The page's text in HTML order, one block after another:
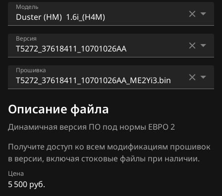
ATLAS
BAIC
BAW
Bentley
BMW
Brilliance
BYD
Cadillac
Changan
Bosch EDC16CP33
Bosch EDC17C11
Bosch EDC17C42
Bosch MD1CS006
Bosch MD1CS016
Hitachi SH70xx
Hitachi SH7253xx
Sagem S3000
Siemens EMS 3110
Модель
Arkana 1.6i_(H4M)
Duster (HM) 1.6i_(H4M)
Kaptur 1.6i_(H4M)
Версия
T1049_37618069_10437828AA
T1049_37618410_10701025AA
T5272_37617743
T5272_37618411_10701026AA
Прошивка
T5272_37618411_10701026AA_ME5Yi3.bin
Описание файла
Динамичная версия ПО под нормы ЕВРО 2
Получите доступ ко всем модификациям прошивок
в версии, включая стоковые файлы при наличии.
Цена
5 500 руб.